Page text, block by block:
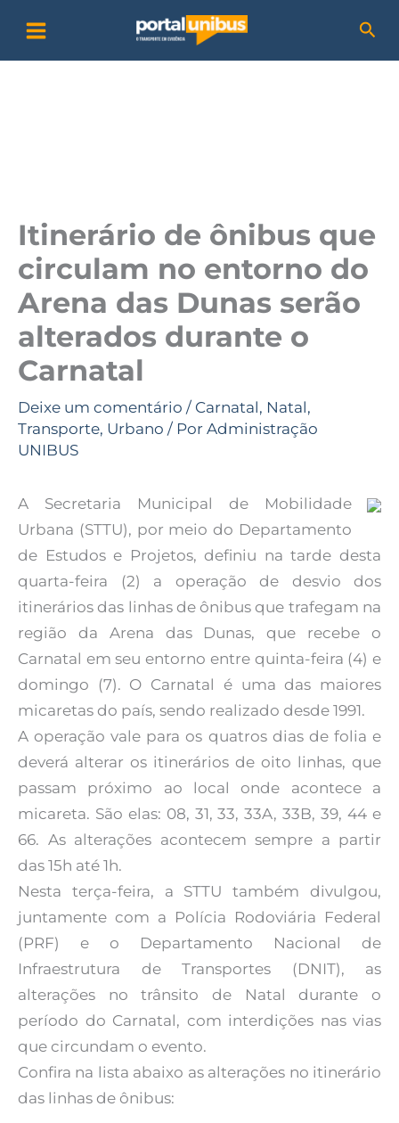
para
o
Itinerário de ônibus que
circulam no entorno do
Arena das Dunas serão
alterados durante o
Carnatal
Deixe um comentário / Carnatal, Natal,
Transporte, Urbano / Por Administração
UNIBUS
A Secretaria Municipal de Mobilidade
Urbana (STTU), por meio do Departamento
de Estudos e Projetos, definiu na tarde desta
quarta-feira (2) a operação de desvio dos
itinerários das linhas de ônibus que trafegam na
região da Arena das Dunas, que recebe o
Carnatal em seu entorno entre quinta-feira (4) e
domingo (7). O Carnatal é uma das maiores
micaretas do país, sendo realizado desde 1991.
A operação vale para os quatros dias de folia e
deverá alterar os itinerários de oito linhas, que
passam próximo ao local onde acontece a
micareta. São elas: 08, 31, 33, 33A, 33B, 39, 44 e
66. As alterações acontecem sempre a partir
das 15h até 1h.
Nesta terça-feira, a STTU também divulgou,
juntamente com a Polícia Rodoviária Federal
(PRF) e o Departamento Nacional de
Infraestrutura de Transportes (DNIT), as
alterações no trânsito de Natal durante o
período do Carnatal, com interdições nas vias
que circundam o evento.
Confira na lista abaixo as alterações no itinerário
das linhas de ônibus:
a